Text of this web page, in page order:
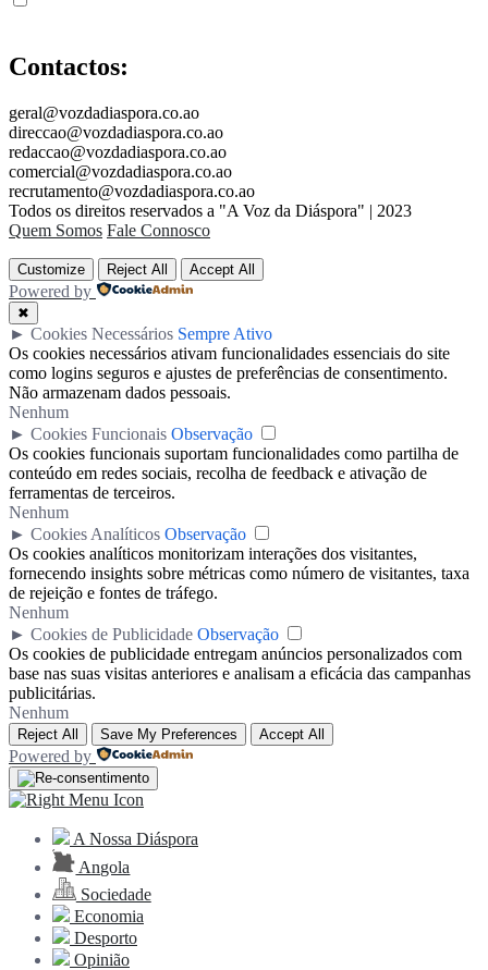
Contactos:
geral@vozdadiaspora.co.ao
direccao@vozdadiaspora.co.ao
redaccao@vozdadiaspora.co.ao
comercial@vozdadiaspora.co.ao
recrutamento@vozdadiaspora.co.ao
Todos os direitos reservados a "A Voz da Diáspora" | 2023
Quem Somos Fale Connosco
Customize Reject All Accept All
Powered by
✖
► Cookies Necessários Sempre Ativo
Os cookies necessários ativam funcionalidades essenciais do site
como logins seguros e ajustes de preferências de consentimento.
Não armazenam dados pessoais.
Nenhum
► Cookies Funcionais Observação
Os cookies funcionais suportam funcionalidades como partilha de
conteúdo em redes sociais, recolha de feedback e ativação de
ferramentas de terceiros.
Nenhum
► Cookies Analíticos Observação
Os cookies analíticos monitorizam interações dos visitantes,
fornecendo insights sobre métricas como número de visitantes, taxa
de rejeição e fontes de tráfego.
Nenhum
► Cookies de Publicidade Observação
Os cookies de publicidade entregam anúncios personalizados com
base nas suas visitas anteriores e analisam a eficácia das campanhas
publicitárias.
Nenhum
Reject All Save My Preferences Accept All
Powered by
A Nossa Diáspora
Angola
Sociedade
Economia
Desporto
Opinião